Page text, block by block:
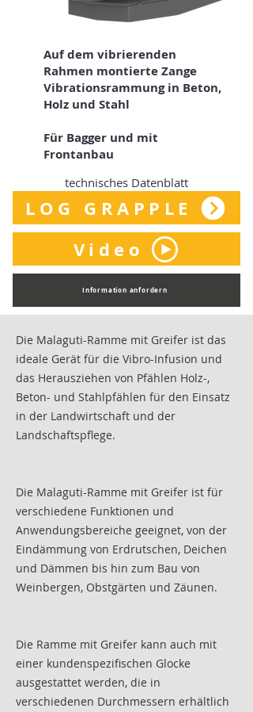
Auf dem vibrierenden
Rahmen montierte Zange
Vibrationsrammung in Beton,
Holz und Stahl
Für Bagger und mit
Frontanbau
technisches Datenblatt
LOG GRAPPLE
Video
Information anfordern
Die Malaguti-Ramme mit Greifer ist das
ideale Gerät für die Vibro-Infusion und
das Herausziehen von Pfählen Holz-,
Beton- und Stahlpfählen für den Einsatz
in der Landwirtschaft und der
Landschaftspflege.
Die Malaguti-Ramme mit Greifer ist für
verschiedene Funktionen und
Anwendungsbereiche geeignet, von der
Eindämmung von Erdrutschen, Deichen
und Dämmen bis hin zum Bau von
Weinbergen, Obstgärten und Zäunen.
Die Ramme mit Greifer kann auch mit
einer kundenspezifischen Glocke
ausgestattet werden, die in
verschiedenen Durchmessern erhältlich